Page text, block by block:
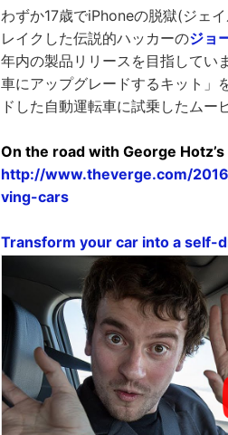
わずか17歳でiPhoneの脱獄(ジェ
レイクした伝説的ハッカーのジョ
年内の製品リリースを目指してい
車にアップグレードするキット」
ドした自動運転車に試乗したムー
On the road with George
http://www.theverge.com/
ving-cars
Transform your car into a self-